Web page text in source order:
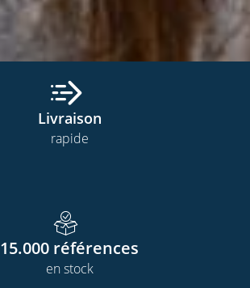
Livraison
rapide
15.000 références
en stock